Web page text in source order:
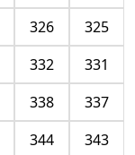
325
326
331
332
337
338
343
344